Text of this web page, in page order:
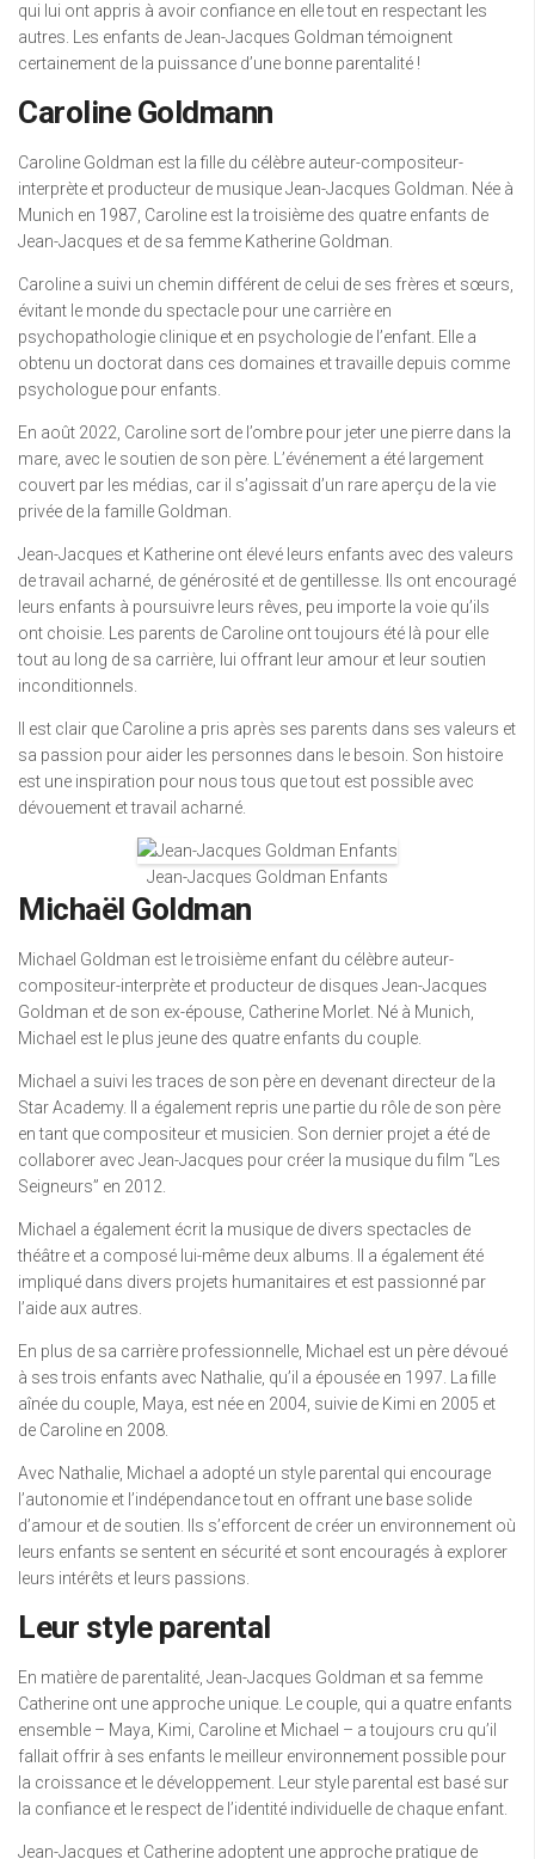
qui lui ont appris à avoir confiance en elle tout en respectant les
autres. Les enfants de Jean-Jacques Goldman témoignent
certainement de la puissance d’une bonne parentalité !
Caroline Goldmann
Caroline Goldman est la fille du célèbre auteur-compositeur-
interprète et producteur de musique Jean-Jacques Goldman. Née à
Munich en 1987, Caroline est la troisième des quatre enfants de
Jean-Jacques et de sa femme Katherine Goldman.
Caroline a suivi un chemin différent de celui de ses frères et sœurs,
évitant le monde du spectacle pour une carrière en
psychopathologie clinique et en psychologie de l’enfant. Elle a
obtenu un doctorat dans ces domaines et travaille depuis comme
psychologue pour enfants.
En août 2022, Caroline sort de l’ombre pour jeter une pierre dans la
mare, avec le soutien de son père. L’événement a été largement
couvert par les médias, car il s’agissait d’un rare aperçu de la vie
privée de la famille Goldman.
Jean-Jacques et Katherine ont élevé leurs enfants avec des valeurs
de travail acharné, de générosité et de gentillesse. Ils ont encouragé
leurs enfants à poursuivre leurs rêves, peu importe la voie qu’ils
ont choisie. Les parents de Caroline ont toujours été là pour elle
tout au long de sa carrière, lui offrant leur amour et leur soutien
inconditionnels.
Il est clair que Caroline a pris après ses parents dans ses valeurs et
sa passion pour aider les personnes dans le besoin. Son histoire
est une inspiration pour nous tous que tout est possible avec
dévouement et travail acharné.
Jean-Jacques Goldman Enfants
Michaël Goldman
Michael Goldman est le troisième enfant du célèbre auteur-
compositeur-interprète et producteur de disques Jean-Jacques
Goldman et de son ex-épouse, Catherine Morlet. Né à Munich,
Michael est le plus jeune des quatre enfants du couple.
Michael a suivi les traces de son père en devenant directeur de la
Star Academy. Il a également repris une partie du rôle de son père
en tant que compositeur et musicien. Son dernier projet a été de
collaborer avec Jean-Jacques pour créer la musique du film “Les
Seigneurs” en 2012.
Michael a également écrit la musique de divers spectacles de
théâtre et a composé lui-même deux albums. Il a également été
impliqué dans divers projets humanitaires et est passionné par
l’aide aux autres.
En plus de sa carrière professionnelle, Michael est un père dévoué
à ses trois enfants avec Nathalie, qu’il a épousée en 1997. La fille
aînée du couple, Maya, est née en 2004, suivie de Kimi en 2005 et
de Caroline en 2008.
Avec Nathalie, Michael a adopté un style parental qui encourage
l’autonomie et l’indépendance tout en offrant une base solide
d’amour et de soutien. Ils s’efforcent de créer un environnement où
leurs enfants se sentent en sécurité et sont encouragés à explorer
leurs intérêts et leurs passions.
Leur style parental
En matière de parentalité, Jean-Jacques Goldman et sa femme
Catherine ont une approche unique. Le couple, qui a quatre enfants
ensemble – Maya, Kimi, Caroline et Michael – a toujours cru qu’il
fallait offrir à ses enfants le meilleur environnement possible pour
la croissance et le développement. Leur style parental est basé sur
la confiance et le respect de l’identité individuelle de chaque enfant.
Jean-Jacques et Catherine adoptent une approche pratique de